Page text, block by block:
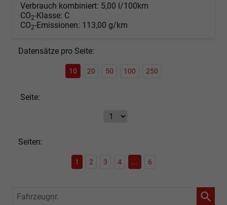
Verbrauch kombiniert: 5,00 l/100km
CO2-Klasse: C
CO2-Emissionen: 113,00 g/km
Datensätze pro Seite:
10 20 50 100 250
Seite:
Seiten:
1 2 3 4 ... 6
Fahrzeugnr.